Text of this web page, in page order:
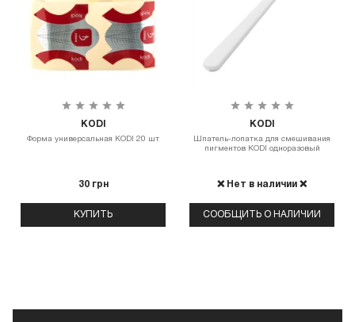
KODI
Форма универсальная KODI 20 шт
30 грн
КУПИТЬ
KODI
Шпатель-лопатка для смешивания
пигментов KODI одноразовый
❌ Нет в наличии ❌
СООБЩИТЬ О НАЛИЧИИ